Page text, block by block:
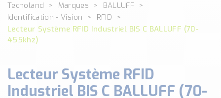
Classé par catégorie
DEBIT
DETECTION
ENREGISTREUR + ACQUISITION DE DONNEES
Voir toutes les catégories …
Tecnoland Marques
BALLUFF
Identification - Vision
RFID
Lecteur Système RFID Industriel BIS C BALLUFF (70-
455khz)
Lecteur Système RFID
Industriel BIS C BALLUFF (70-